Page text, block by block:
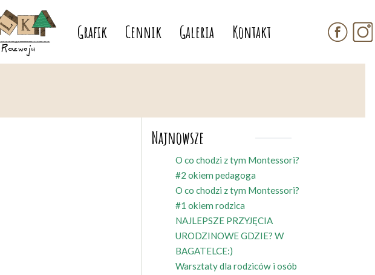
Grafik Cennik Galeria Kontakt
Najnowsze
O co chodzi z tym Montessori?
#2 okiem pedagoga
O co chodzi z tym Montessori?
#1 okiem rodzica
NAJLEPSZE PRZYJĘCIA
URODZINOWE GDZIE? W
BAGATELCE:)
Warsztaty dla rodziców i osób